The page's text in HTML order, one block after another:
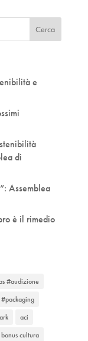
e
di
Assemblea
è il rimedio
#audizione
#packaging
aci
bonus cultura